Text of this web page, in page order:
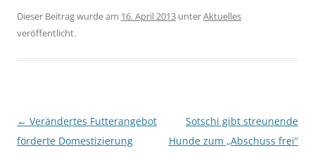
Dieser Beitrag wurde am 16. April 2013 unterAktuelles
veröffentlicht.
Beitragsnavigation
← Verändertes Futterangebot
förderte Domestizierung
Sotschi gibt streunende
Hunde zum „Abschuss frei“